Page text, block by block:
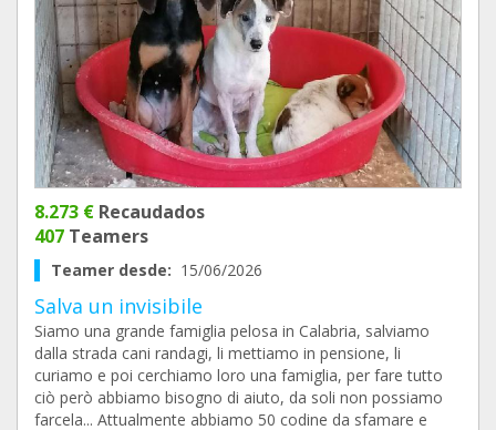
8.273 € Recaudados
407 Teamers
Teamer desde: 15/06/2026
Salva un invisibile
Siamo una grande famiglia pelosa in Calabria, salviamo
dalla strada cani randagi, li mettiamo in pensione, li
curiamo e poi cerchiamo loro una famiglia, per fare tutto
ciò però abbiamo bisogno di aiuto, da soli non possiamo
farcela... Attualmente abbiamo 50 codine da sfamare e